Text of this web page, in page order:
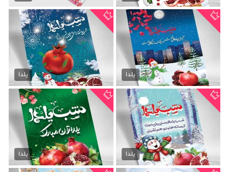
تراکت psd شب یلدا
70,000 تومان
یلدا
تراکت psd شب چله
70,000 تومان
یلدا
طرح تراکت شب یلدا
70,000 تومان
یلدا
دانلود تراکت شب یلدا
70,000 تومان
یلدا